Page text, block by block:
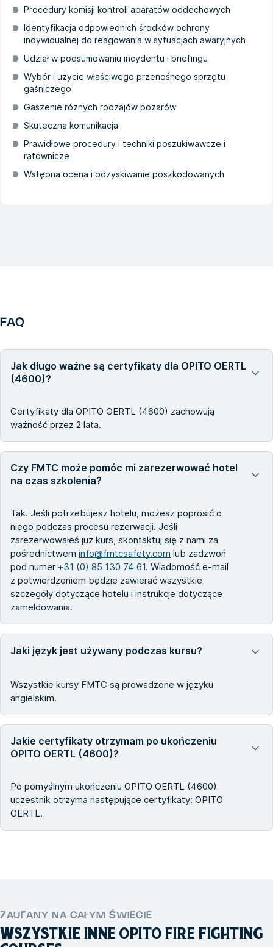
Procedury komisji kontroli aparatów oddechowych
Identyfikacja odpowiednich środków ochrony
indywidualnej do reagowania w sytuacjach awaryjnych
Udział w podsumowaniu incydentu i briefingu
Wybór i użycie właściwego przenośnego sprzętu
gaśniczego
Gaszenie różnych rodzajów pożarów
Skuteczna komunikacja
Prawidłowe procedury i techniki poszukiwawcze i
ratownicze
Wstępna ocena i odzyskiwanie poszkodowanych
FAQ
Jak długo ważne są certyfikaty dla OPITO OERTL
(4600)?
Certyfikaty dla OPITO OERTL (4600) zachowują
ważność przez 2 lata.
Czy FMTC może pomóc mi zarezerwować hotel
na czas szkolenia?
Tak. Jeśli potrzebujesz hotelu, możesz poprosić o
niego podczas procesu rezerwacji. Jeśli
zarezerwowałeś już kurs, skontaktuj się z nami za
pośrednictwem info@fmtcsafety.com lub zadzwoń
pod numer +31 (0) 85 130 74 61. Wiadomość e-mail
z potwierdzeniem będzie zawierać wszystkie
szczegóły dotyczące hotelu i instrukcje dotyczące
zameldowania.
Jaki język jest używany podczas kursu?
Wszystkie kursy FMTC są prowadzone w języku
angielskim.
Jakie certyfikaty otrzymam po ukończeniu
OPITO OERTL (4600)?
Po pomyślnym ukończeniu OPITO OERTL (4600)
uczestnik otrzyma następujące certyfikaty: OPITO
OERTL.
ZAUFANY NA CAŁYM ŚWIECIE
WSZYSTKIE INNEOPITO FIRE FIGHTING